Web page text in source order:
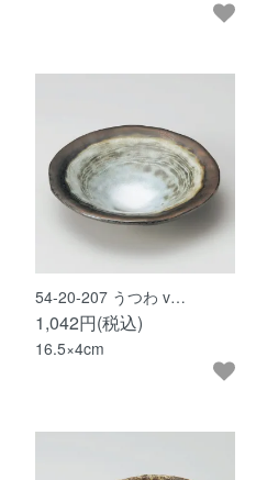
54-20-207 うつわ v…
1,042円(税込)
16.5×4cm